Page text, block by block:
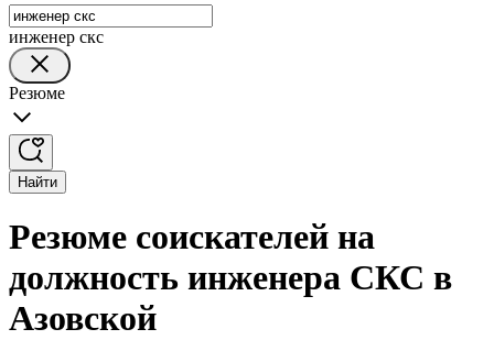
инженер скс
Резюме
Найти
Резюме соискателей на
должность инженера СКС в
Азовской